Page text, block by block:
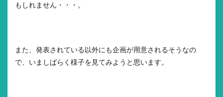
もしれません・・・。
また、発表されている以外にも企画が用意されるそうなの
で、いましばらく様子を見てみようと思います。